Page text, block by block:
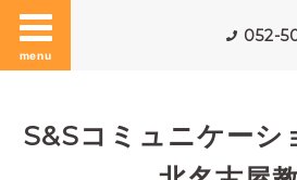
menu
052-
S&Sコミュニケーシ